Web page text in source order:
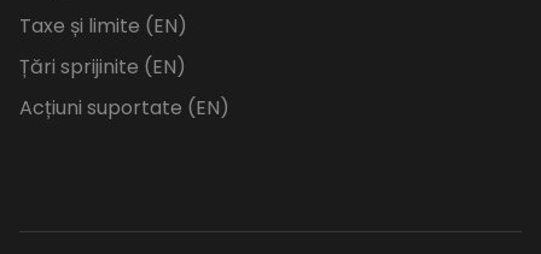
Taxe și limite (EN)
Țări sprijinite (EN)
Acțiuni suportate (EN)